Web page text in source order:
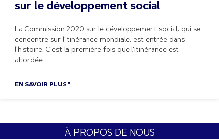
sur le développement social
La Commission 2020 sur le développement social, qui se
concentre sur l'itinérance mondiale, est entrée dans
l'histoire. C'est la première fois que l'itinérance est
abordée
EN SAVOIR PLUS "
À PROPOS DE NOUS